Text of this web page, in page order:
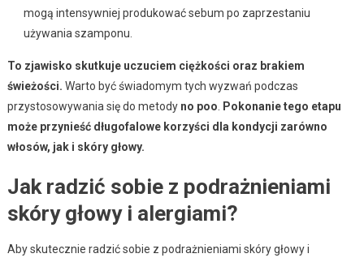
mogą intensywniej produkować sebum po zaprzestaniu
używania szamponu.
To zjawisko skutkuje uczuciem ciężkości oraz brakiem
świeżości. Warto być świadomym tych wyzwań podczas
przystosowywania się do metody no poo
Pokonanie tego etapu
może przynieść długofalowe korzyści dla kondycji zarówno
włosów, jak i skóry głowy.
Jak radzić sobie z podrażnieniami
skóry głowy i alergiami?
Aby skutecznie radzić sobie z podrażnieniami skóry głowy i